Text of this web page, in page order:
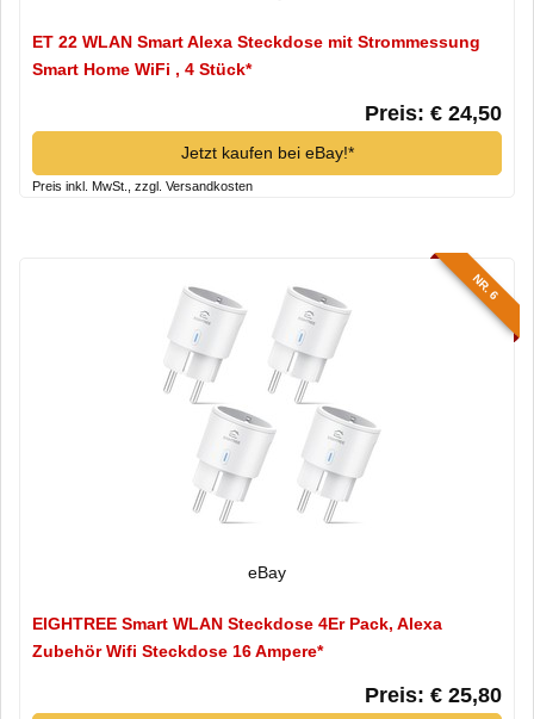
ET 22 WLAN Smart Alexa Steckdose mit Strommessung
Smart Home WiFi , 4 Stück*
Preis: € 24,50
Jetzt kaufen bei eBay!*
Preis inkl. MwSt., zzgl. Versandkosten
NR. 6
eBay
EIGHTREE Smart WLAN Steckdose 4Er Pack, Alexa
Zubehör Wifi Steckdose 16 Ampere*
Preis: € 25,80